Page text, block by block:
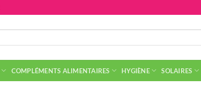
COMPLÉMENTS ALIMENTAIRES HYGIÈNE SOLAIRES